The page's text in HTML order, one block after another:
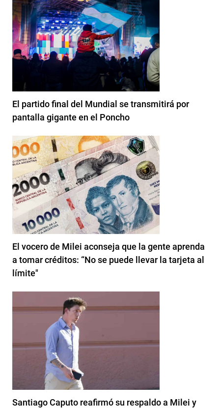
El partido final del Mundial se transmitirá por
pantalla gigante en el Poncho
El vocero de Milei aconseja que la gente aprenda
a tomar créditos: “No se puede llevar la tarjeta al
límite"
Santiago Caputo reafirmó su respaldo a Milei y